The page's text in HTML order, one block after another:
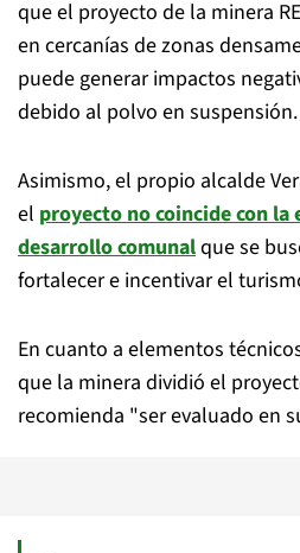
que el proyecto de la minera
en cercanías de zonas
puede generar impactos
debido al polvo en suspensión.
Asimismo, el propio alcalde
el proyecto no coincide con la
desarrollo comunalque se
fortalecer e incentivar el
En cuanto a elementos
que la minera dividió el
recomienda "ser evaluado en